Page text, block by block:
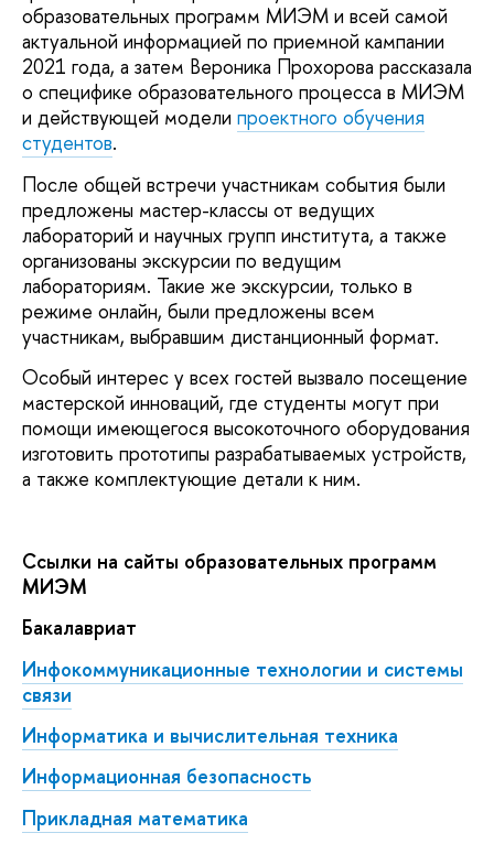
образовательных программ МИЭМ и всей самой
актуальной информацией по приемной кампании
2021 года, а затем Вероника Прохорова рассказала
о специфике образовательного процесса в МИЭМ
и действующей модели проектного обучения
студентов.
После общей встречи участникам события были
предложены мастер-классы от ведущих
лабораторий и научных групп института, а также
организованы экскурсии по ведущим
лабораториям. Такие же экскурсии, только в
режиме онлайн, были предложены всем
участникам, выбравшим дистанционный формат.
Особый интерес у всех гостей вызвало посещение
мастерской инноваций, где студенты могут при
помощи имеющегося высокоточного оборудования
изготовить прототипы разрабатываемых устройств,
а также комплектующие детали к ним.
Ссылки на сайты образовательных программ
МИЭМ
Бакалавриат
Инфокоммуникационные технологии и системы
связи
Информатика и вычислительная техника
Информационная безопасность
Прикладная математика